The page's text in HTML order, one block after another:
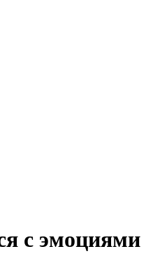
с эмоциями